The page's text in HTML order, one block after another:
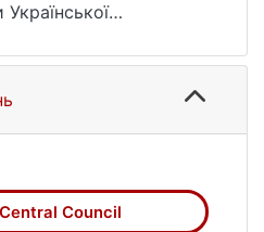
Української
року. Розглянуто
щодо
частин російської
гайдамацьких
козацтва в
та
Council